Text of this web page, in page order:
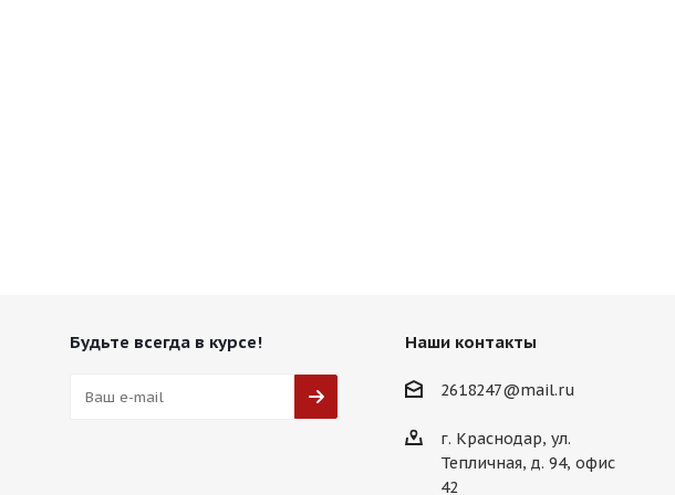
Будьте всегда в курсе! Наши контакты
2618247@mail.ru
г. Краснодар, ул.
Тепличная, д. 94, офис
42